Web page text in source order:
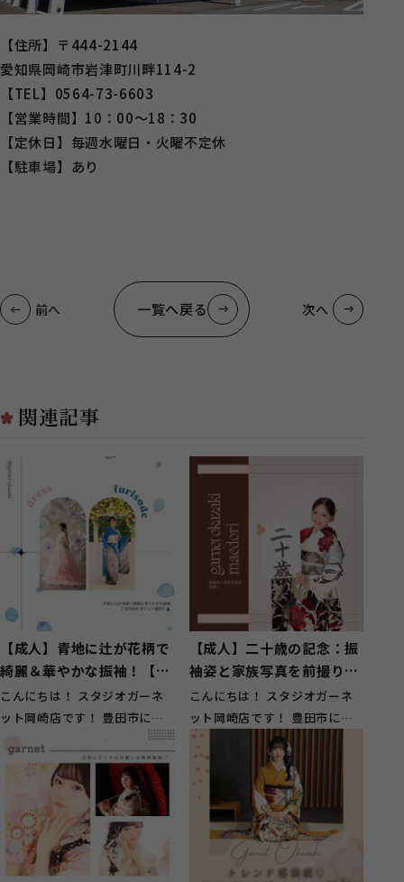
【住所】〒444-2144
愛知県岡崎市岩津町川畔114-2
【TEL】0564-73-6603
【営業時間】10：00～18：30
【定休日】毎週水曜日・火曜不定休
【駐車場】あり
前へ 一覧へ戻る 次へ
関連記事
【成人】青地に辻が花柄で
綺麗＆華やかな振袖！【豊
田市】
こんにちは！ スタジオガーネ
ット岡崎店です！ 豊田市にお
住いのお客様にもご来店頂いて
おります！ ...
【成人】二十歳の記念：振
袖姿と家族写真を前撮り！
【豊田市】
こんにちは！ スタジオガーネ
ット岡崎店です！ 豊田市にお
住いのお客様にもご来店頂いて
おります！ ...